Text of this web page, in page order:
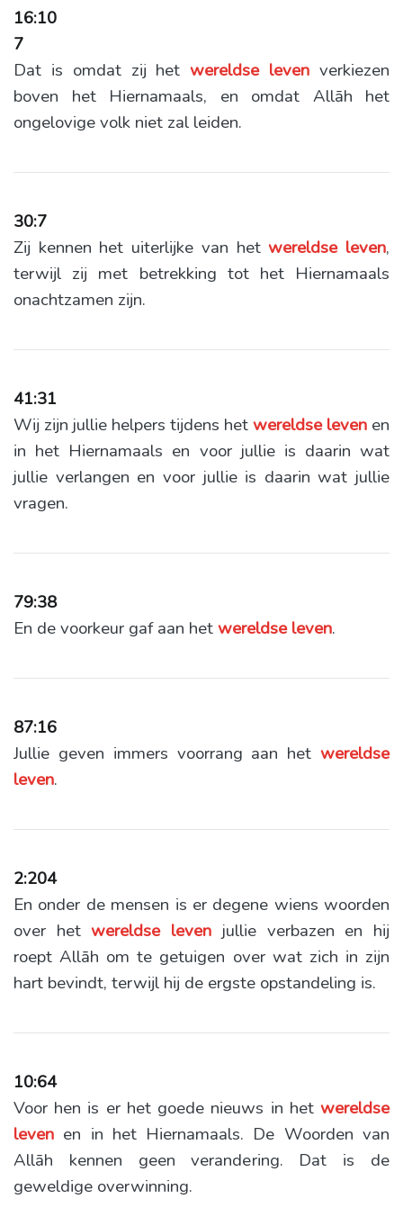
16:10
7
Dat is omdat zij hetwereldse leven verkiezen
boven het Hiernamaals, en omdat Allāh het
ongelovige volk niet zal leiden.
30:7
Zij kennen het uiterlijke van hetwereldse leven,
terwijl zij met betrekking tot het Hiernamaals
onachtzamen zijn.
41:31
Wij zijn jullie helpers tijdens hetwereldse leven en
in het Hiernamaals en voor jullie is daarin wat
jullie verlangen en voor jullie is daarin wat jullie
vragen.
79:38
En de voorkeur gaf aan hetwereldse leven.
87:16
Jullie geven immers voorrang aan het wereldse
leven.
2:204
En onder de mensen is er degene wiens woorden
over hetwereldse leven jullie verbazen en hij
roept Allāh om te getuigen over wat zich in zijn
hart bevindt, terwijl hij de ergste opstandeling is.
10:64
Voor hen is er het goede nieuws in het wereldse
leven en in het Hiernamaals. De Woorden van
Allāh kennen geen verandering. Dat is de
geweldige overwinning.